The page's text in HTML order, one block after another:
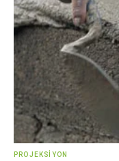
PROJEKSIYON